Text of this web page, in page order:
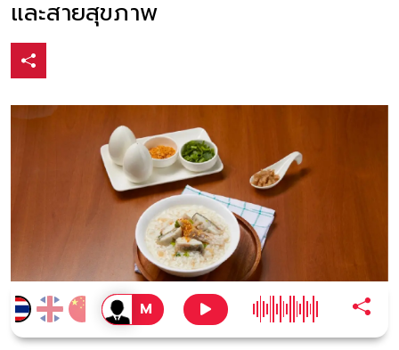
และสายสุขภาพ